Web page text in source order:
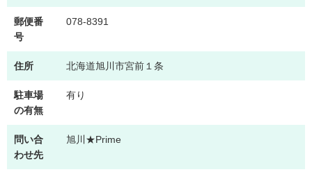
郵便番
号
078-8391
住所 北海道旭川市宮前１条
駐車場
の有無
有り
問い合
わせ先
旭川★Prime